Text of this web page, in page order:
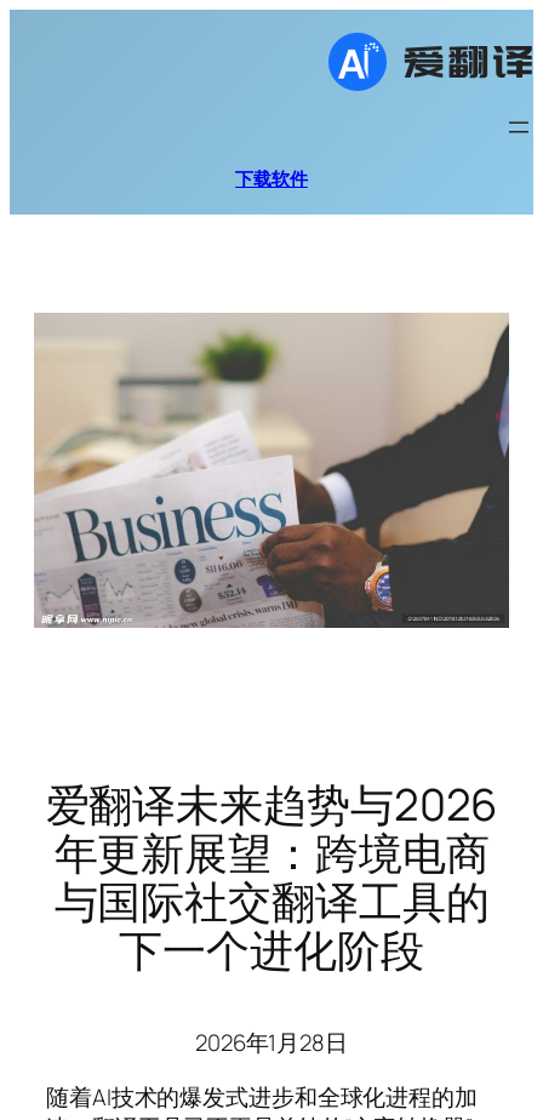
下载软件
爱翻译未来趋势与2026
年更新展望：跨境电商
与国际社交翻译工具的
下一个进化阶段
2026年1月28日
随着AI技术的爆发式进步和全球化进程的加